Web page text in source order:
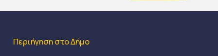
Περιήγηση στο Δήμο